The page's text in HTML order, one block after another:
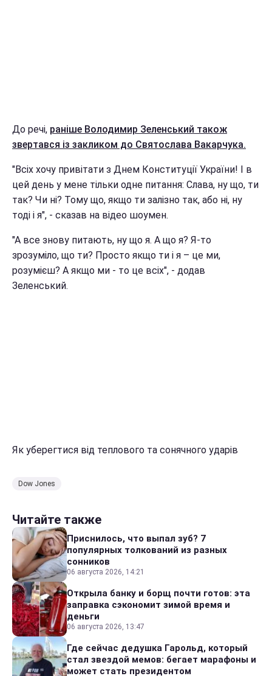
До речі, раніше Володимир Зеленський також
звертався із закликом до Святослава Вакарчука.
"Всіх хочу привітати з Днем Конституції України! І в
цей день у мене тільки одне питання: Слава, ну що, ти
так? Чи ні? Тому що, якщо ти залізно так, або ні, ну
тоді і я", - сказав на відео шоумен.
"А все знову питають, ну що я. А що я? Я-то
зрозуміло, що ти? Просто якщо ти і я – це ми,
розумієш? А якщо ми - то це всіх", - додав
Зеленський.
Як уберегтися від теплового та сонячного ударів
Dow Jones
Читайте также
Приснилось, что выпал зуб? 7
популярных толкований из разных
сонников
06 августа 2026, 14:21
Открыла банку и борщ почти готов: эта
заправка сэкономит зимой время и
деньги
06 августа 2026, 13:47
Где сейчас дедушка Гарольд, который
стал звездой мемов: бегает марафоны и
может стать президентом